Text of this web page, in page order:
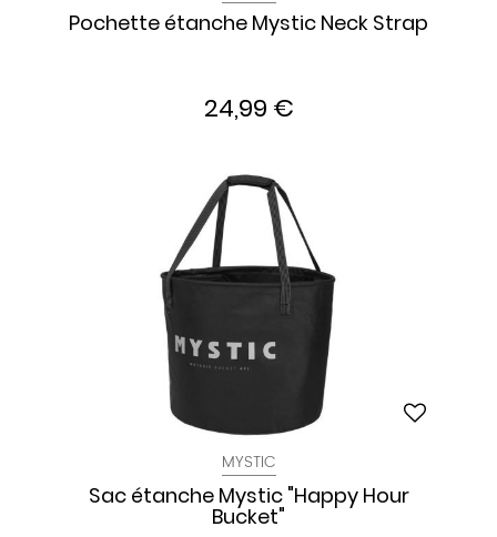
Pochette étanche Mystic Neck Strap
24,99 €
MYSTIC
Sac étanche Mystic "Happy Hour
Bucket"